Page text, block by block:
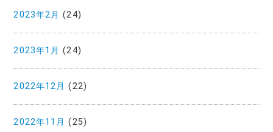
2023年2月 (24)
2023年1月 (24)
2022年12月 (22)
2022年11月 (25)